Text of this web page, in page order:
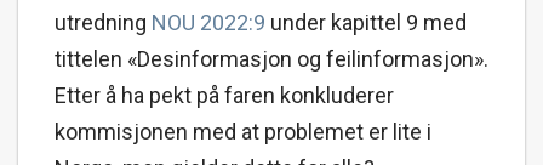
utredning NOU 2022:9 under kapittel 9 med
tittelen «Desinformasjon og feilinformasjon».
Etter å ha pekt på faren konkluderer
kommisjonen med at problemet er lite i